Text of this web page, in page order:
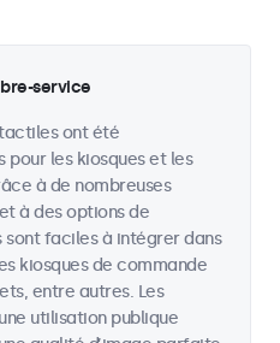
service
ont été
les kiosques et les
à de nombreuses
à des options de
faciles à intégrer dans
kiosques de commande
entre autres. Les
utilisation publique